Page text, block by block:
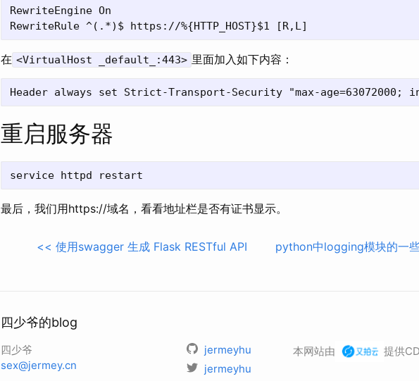
RewriteEngine On
在 <VirtualHost _default_:443> 里面加入如下内容：
重启服务器
最后，我们用https://域名，看看地址栏是否有证书显示。
<< 使用swagger 生成 Flask RESTful API python中logging模块的一
四少爷的blog
四少爷
sex@jermey.cn
jermeyhu
jermeyhu
本网站由 提供